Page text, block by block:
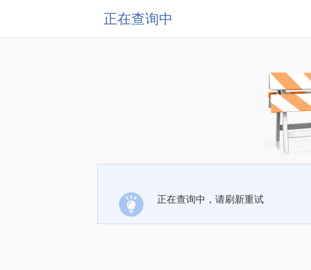
正在查询中
正在查询中，请刷新重试